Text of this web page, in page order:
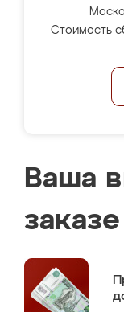
Стоимость
Ваша